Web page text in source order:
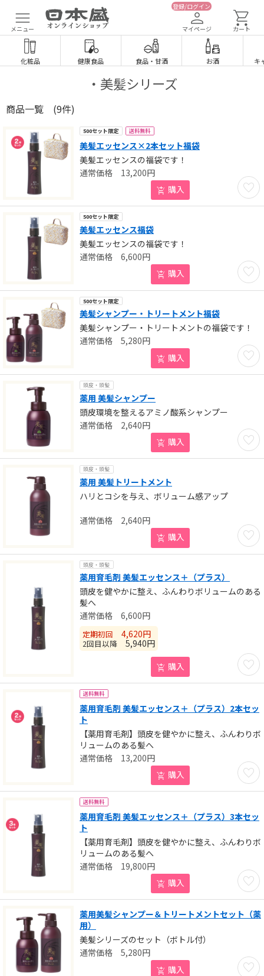
メニュー
登録/ログイン
マイページ カート
化粧品 健康食品 食品・ 甘酒 お酒 キ
・美髪シリーズ
商品一覧 (9件)
500セット限定 送料無料
美髪エッセンス×2本セット福袋
美髪エッセンスの福袋です！
お気
13,200円
購入
500セット限定
美髪エッセンス福袋
美髪エッセンスの福袋です！
お気
6,600円
購入
500セット限定
美髪シャンプー・トリートメント福袋
美髪シャンプー・トリートメントの福袋です！
お気
5,280円
購入
頭皮・頭髪
薬用 美髪シャンプー
頭皮環境を整えるアミノ酸系シャンプー
お気
2,640円
購入
頭皮・頭髪
薬用 美髪トリートメント
ハリとコシを与え、ボリューム感アップ
お気
2,640円
購入
頭皮・頭髪
薬用育毛剤 美髪エッセンス＋（プラス）
頭皮を健やかに整え、ふんわりボリュームのある
髪へ
お気
6,600円
定期初回 4,620円
2回目以降 5,940円
購入
送料無料
薬用育毛剤 美髪エッセンス＋（プラス）2本セッ
ト
【薬用育毛剤】頭皮を健やかに整え、ふんわりボ
リュームのある髪へ
お気
13,200円
購入
送料無料
薬用育毛剤 美髪エッセンス＋（プラス）3本セッ
ト
【薬用育毛剤】頭皮を健やかに整え、ふんわりボ
リュームのある髪へ
お気
19,800円
購入
薬用美髪シャンプー＆トリートメントセット（薬
用）
美髪シリーズのセット（ボトル付）
お気
5,280円
購入